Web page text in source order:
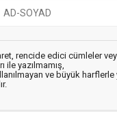
rencide edici cümleler
ile yazılmamış,
ve büyük harflerle